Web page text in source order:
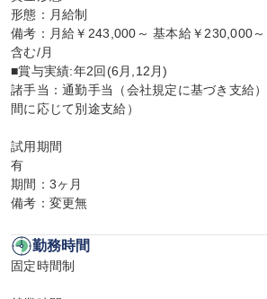
形態：月給制
備考：月給￥243,000～ 基本給￥230,000
含む/月
■賞与実績:年2回(6月,12月)
諸手当：通勤手当（会社規定に基づき支給
間に応じて別途支給）
試用期間
有
期間：3ヶ月
備考：変更無
勤務時間
固定時間制